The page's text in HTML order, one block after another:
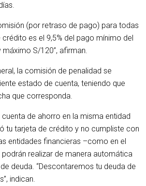
(por retraso de pago) para todas
es el 9,5% del pago mínimo del
S/120”, afirman.
la comisión de penalidad se
estado de cuenta, teniendo que
que corresponda.
de ahorro en la misma entidad
tu tarjeta de crédito y no cumpliste con
entidades financieras –como en el
realizar de manera automática
deuda. “Descontaremos tu deuda de
indican.